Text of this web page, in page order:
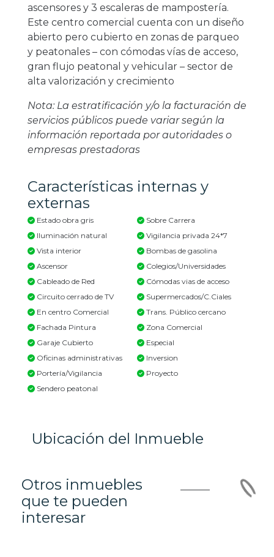
ascensores y 3 escaleras de mampostería.
Este centro comercial cuenta con un diseño
abierto pero cubierto en zonas de parqueo
y peatonales – con cómodas vías de acceso,
gran flujo peatonal y vehicular – sector de
alta valorización y crecimiento
Nota: La estratificación y/o la facturación de
servicios públicos puede variar según la
información reportada por autoridades o
empresas prestadoras
Características internas y
externas
Estado obra gris
Iluminación natural
Vista interior
Ascensor
Cableado de Red
Circuito cerrado de TV
En centro Comercial
Fachada Pintura
Garaje Cubierto
Oficinas administrativas
Portería/Vigilancia
Sendero peatonal
Sobre Carrera
Vigilancia privada 24*7
Bombas de gasolina
Colegios/Universidades
Cómodas vias de acceso
Supermercados/C.Ciales
Trans. Público cercano
Zona Comercial
Especial
Inversion
Proyecto
Ubicación del Inmueble
Otros inmuebles
que te pueden
interesar